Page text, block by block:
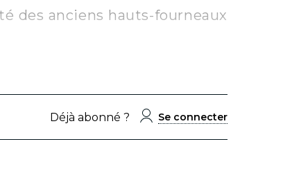
des anciens hauts-fourneaux
Déjà abonné ? Se connecter